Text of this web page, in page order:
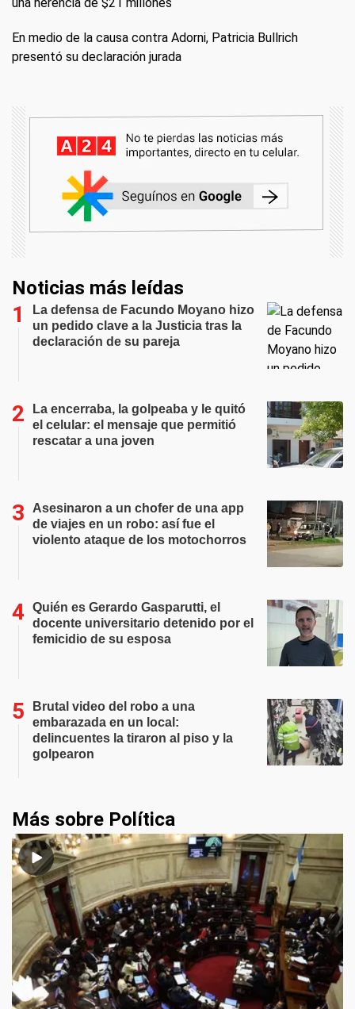
En medio de la causa contra Adorni, Patricia Bullrich
presentó su declaración jurada
Noticias más leídas
La defensa de Facundo Moyano hizo
un pedido clave a la Justicia tras la
declaración de su pareja
La encerraba, la golpeaba y le quitó
el celular: el mensaje que permitió
rescatar a una joven
Asesinaron a un chofer de una app
de viajes en un robo: así fue el
violento ataque de los motochorros
Quién es Gerardo Gasparutti, el
docente universitario detenido por el
femicidio de su esposa
Brutal video del robo a una
embarazada en un local:
delincuentes la tiraron al piso y la
golpearon
Más sobre Política